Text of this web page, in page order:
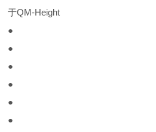
于QM-Height
●
●
●
●
●
●